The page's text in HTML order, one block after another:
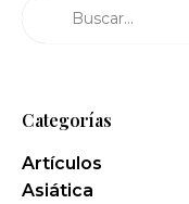
Categorías
Artículos
Asiática